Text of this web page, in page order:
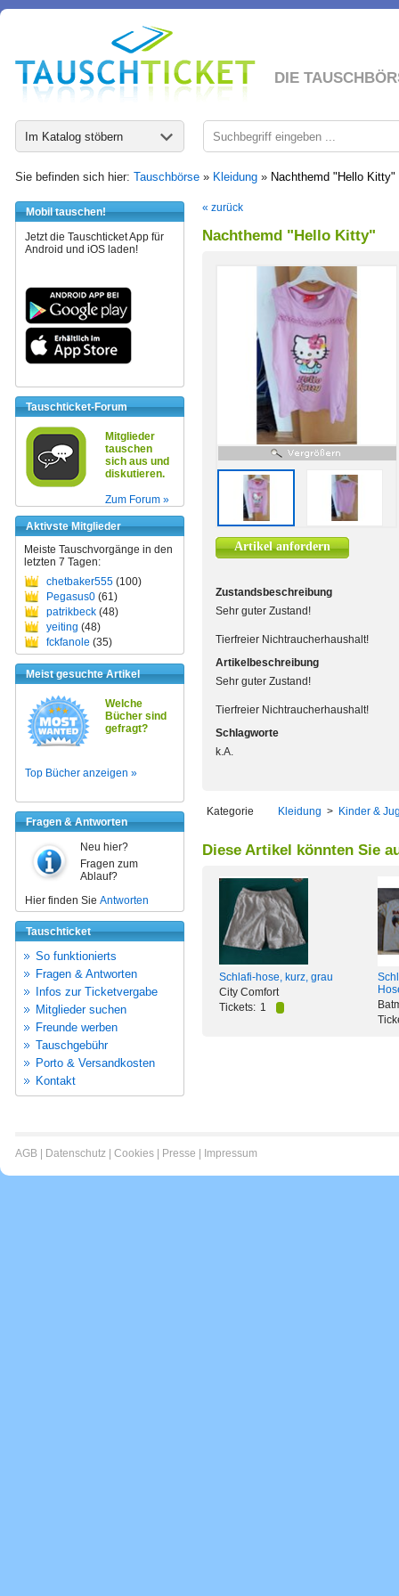
DIE
Im Katalog stöbern
Sie befinden sich hier: Tauschbörse » Kleidung » Nachthemd "Hello Kitty"
Mobil tauschen!
Jetzt die Tauschticket App für
Android und iOS laden!
Tauschticket-Forum
Mitglieder
tauschen
sich aus und
diskutieren.
Zum Forum »
Aktivste Mitglieder
Meiste Tauschvorgänge in den
letzten 7 Tagen:
chetbaker555 (100)
Pegasus0 (61)
patrikbeck (48)
yeiting (48)
fckfanole (35)
Meist gesuchte Artikel
Welche
Bücher sind
gefragt?
Top Bücher anzeigen »
Fragen & Antworten
Neu hier?
Fragen zum
Ablauf?
Hier finden Sie Antworten
Tauschticket
So funktionierts
Fragen & Antworten
Infos zur Ticketvergabe
Mitglieder suchen
Freunde werben
Tauschgebühr
Porto & Versandkosten
Kontakt
« zurück
Nachthemd "Hello Kitty"
Artikel anfordern
Zustandsbeschreibung
Sehr guter Zustand!
Tierfreier Nichtraucherhaushalt!
Artikelbeschreibung
Sehr guter Zustand!
Tierfreier Nichtraucherhaushalt!
Schlagworte
k.A.
Kategorie Kleidung > Kinder &
Diese Artikel könnten Sie
Schlafi-hose, kurz, grau
City Comfort
Tickets: 1
AGB Datenschutz Cookies Presse Impressum